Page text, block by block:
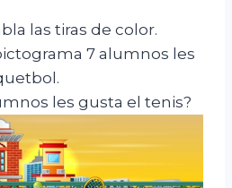
las tiras de color.
7 alumnos les
les gusta el tenis?